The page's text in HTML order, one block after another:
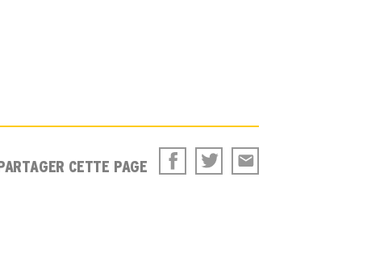
CETTE PAGE